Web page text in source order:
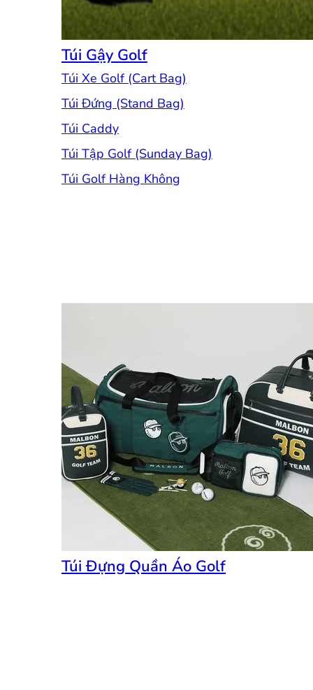
Túi Gậy Golf
Túi Xe Golf (Cart Bag)
Túi Đứng (Stand Bag)
Túi Caddy
Túi Tập Golf (Sunday Bag)
Túi Golf Hàng Không
Túi Đựng Quần Áo Golf